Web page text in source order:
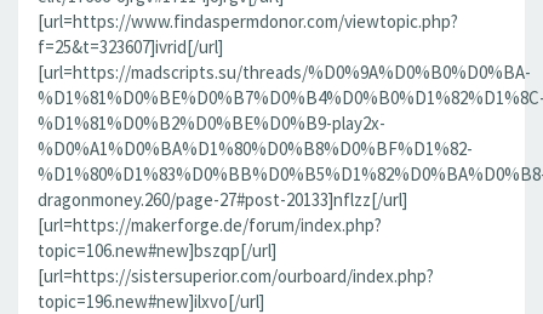
[url=https://www.findaspermdonor.com/viewtopic.php?
f=25&t=323607]ivrid[/url]
[url=https://madscripts.su/threads/%D0%9A%D0%B0%D0%BA-
%D1%81%D0%B2%D0%BE%D0%B9-play2x-
%D0%A1%D0%BA%D1%80%D0%B8%D0%BF%D1%82-
dragonmoney.260/page-27#post-20133]nflzz[/url]
[url=https://makerforge.de/forum/index.php?
topic=106.new#new]bszqp[/url]
[url=https://sistersuperior.com/ourboard/index.php?
topic=196.new#new]ilxvo[/url]